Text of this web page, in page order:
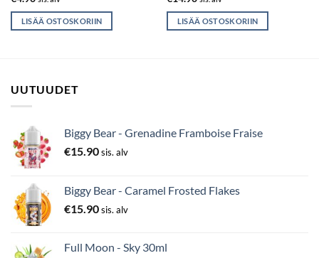
LISÄÄ OSTOSKORIIN LISÄÄ OSTOSKORIIN
UUTUUDET
Biggy Bear - Grenadine Framboise Fraise
€15.90sis. alv
Biggy Bear - Caramel Frosted Flakes
€15.90sis. alv
Full Moon - Sky 30ml